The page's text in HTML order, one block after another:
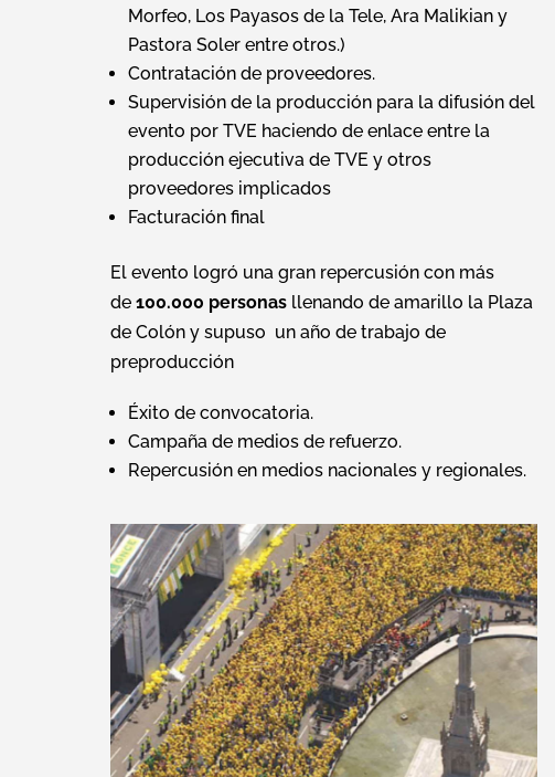
Morfeo, Los Payasos de la Tele, Ara Malikian y
Pastora Soler entre otros.)
Contratación de proveedores.
Supervisión de la producción para la difusión del
evento por TVE haciendo de enlace entre la
producción ejecutiva de TVE y otros
proveedores implicados
Facturación final
El evento logró una gran repercusión con más
de 100.000 personas llenando de amarillo la Plaza
de Colón y supuso un año de trabajo de
preproducción
Éxito de convocatoria.
Campaña de medios de refuerzo.
Repercusión en medios nacionales y regionales.